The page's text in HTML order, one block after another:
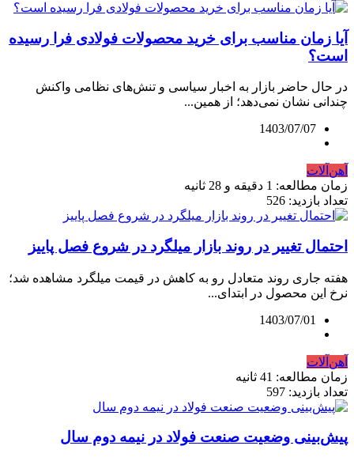
آیا زمان مناسب برای خرید محصولات فولادی فرا رسیده
است؟
در حال حاضر بازار به اخبار سیاسی و تنش‌های نظامی واکنش
چندانی نشان نمی‌دهد؛ از همین...
1403/07/07
آهن‌آلات
زمان مطالعه: 1 دقیقه و 28 ثانیه
تعداد بازدید: 526
احتمال تغییر در روند بازار میلگرد در شروع فصل پاییز
هفته جاری روند متعادل رو به کاهش در قیمت میلگرد مشاهده شد؛
نرخ این محصول در ابتدای...
1403/07/01
آهن‌آلات
زمان مطالعه: 41 ثانیه
تعداد بازدید: 597
پیش‌بینی وضعیت صنعت فولاد در نیمه دوم سال